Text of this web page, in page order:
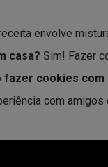
envolve
casa? Sim! Fazer
fazer cookies
com